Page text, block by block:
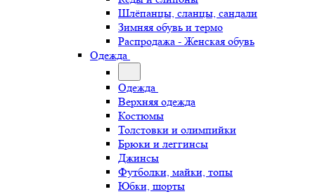
Шлёпанцы, сланцы, сандали
Зимняя обувь и термо
Распродажа - Женская обувь
Одежда
Одежда
Верхняя одежда
Костюмы
Толстовки и олимпийки
Брюки и леггинсы
Джинсы
Футболки, майки, топы
Юбки, шорты